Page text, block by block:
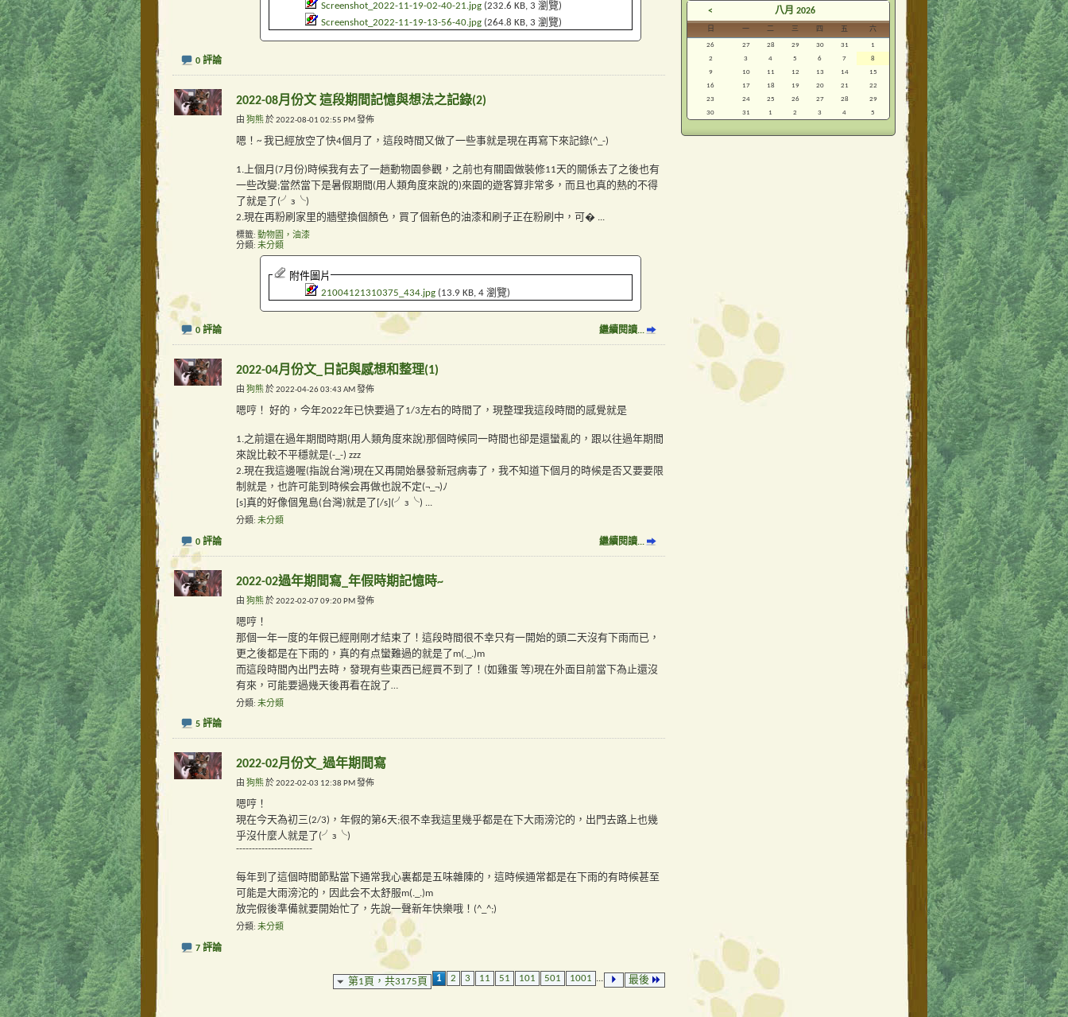
Screenshot_2022-11-19-02-40-21.jpg (232.6 KB, 3 瀏覽)
Screenshot_2022-11-19-13-56-40.jpg (264.8 KB, 3 瀏覽)
0 評論
2022-08月份文 這段期間記憶與想法之記錄(2)
由 狗熊於 2022-08-01 02:55 PM 發佈
嗯！~ 我已經放空了快4個月了，這段時間又做了一些事就是現在再寫下來記錄(^_-)
1.上個月(7月份)時候我有去了一趟動物園參觀，之前也有關園做裝修11天的關係去了之後也有
一些改變;當然當下是暑假期間(用人類角度來說的)來園的遊客算非常多，而且也真的熱的不得
了就是了(╯з╰)
2.現在再粉刷家里的牆壁換個顏色，買了個新色的油漆和刷子正在粉刷中，可�
標籤: 動物園，油漆
分類 未分類
附件圖片
21004121310375_434.jpg (13.9 KB, 4 瀏覽)
0 評論 繼續閱讀...
2022-04月份文_日記與感想和整理(1)
由 狗熊於 2022-04-26 03:43 AM 發佈
嗯哼！ 好的，今年2022年已快要過了1/3左右的時間了，現整理我這段時間的感覺就是
1.之前還在過年期間時期(用人類角度來說)那個時候同一時間也卻是還蠻亂的，跟以往過年期間
來說比較不平穩就是(-_-) zzz
2.現在我這邊喔(指說台灣)現在又再開始暴發新冠病毒了，我不知道下個月的時候是否又要要限
制就是，也許可能到時候会再做也說不定(¬_¬)ﾉ
[s]真的好像個鬼島(台灣)就是了[/s](╯з╰) ...
分類 未分類
0 評論 繼續閱讀...
2022-02過年期間寫_年假時期記憶時~
由 狗熊於 2022-02-07 09:20 PM 發佈
嗯哼！
那個一年一度的年假已經剛剛才結束了！這段時間很不幸只有一開始的頭二天沒有下雨而已，
更之後都是在下雨的，真的有点蠻難過的就是了m(._.)m
而這段時間內出門去時，發現有些東西已經買不到了！(如雞蛋 等)現在外面目前當下為止還沒
有來，可能要過幾天後再看在說了…
分類 未分類
5 評論
2022-02月份文_過年期間寫
由 狗熊於 2022-02-03 12:38 PM 發佈
嗯哼！
現在今天為初三(2/3)，年假的第6天;很不幸我這里幾乎都是在下大雨滂沱的，出門去路上也幾
乎沒什麼人就是了(╯з╰)
------------------------
每年到了這個時間節點當下通常我心裏都是五味雜陳的，這時候通常都是在下雨的有時候甚至
可能是大雨滂沱的，因此会不太舒服m(._.)m
放完假後準備就要開始忙了，先說一聲新年快樂哦！(^_^;)
分類 未分類
7 評論
第1頁，共3175頁 1 2 3 11 51 101 501 1001 最後
< 八月 2026
日 一 二 三 四 五 六
26 27 28 29 30 31
1
2
3 4 5 6 7
8
9
10 11 12 13 14
15
16
17 18 19 20 21
22
23
24 25 26 27 28
29
30
31 1 2 3 4 5